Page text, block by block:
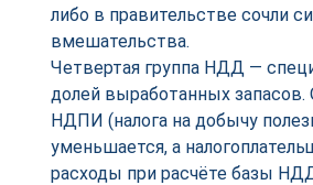
либо в правительстве сочли
вмешательства.
Четвертая группа НДД —
долей выработанных запасов.
НДПИ (налога на добычу
уменьшается, а
расходы при расчёте базы